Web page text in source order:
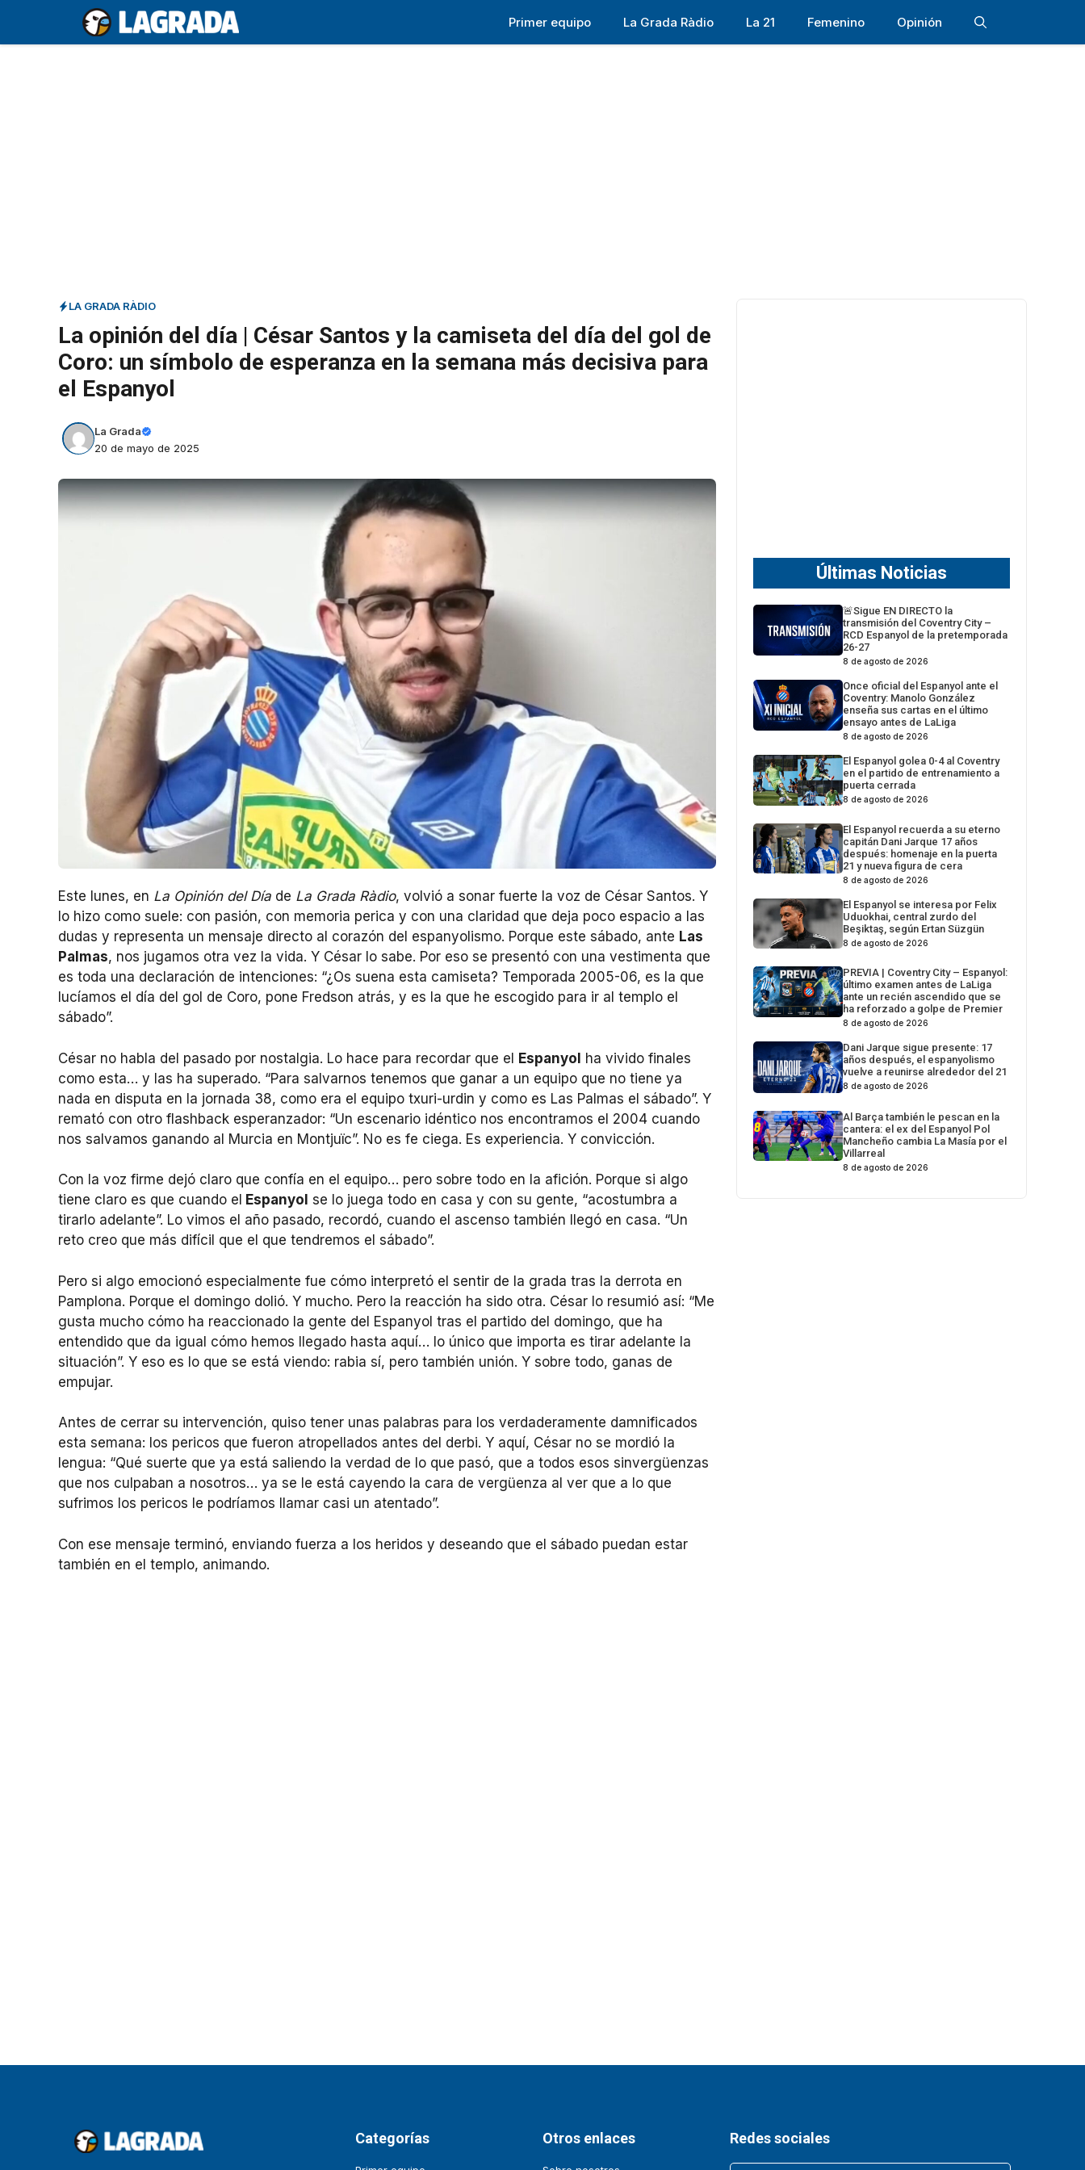
contenido
Primer equipo La Grada Ràdio La 21 Femenino Opinión
LA GRADA RÀDIO
La opinión del día | César Santos y la camiseta del día del gol de
Coro: un símbolo de esperanza en la semana más decisiva para
el Espanyol
La Grada
20 de mayo de 2025
Este lunes, en La Opinión del Día de La Grada Ràdio, volvió a sonar fuerte la voz de César Santos. Y
lo hizo como suele: con pasión, con memoria perica y con una claridad que deja poco espacio a las
dudas y representa un mensaje directo al corazón del espanyolismo. Porque este sábado, ante Las
Palmas, nos jugamos otra vez la vida. Y César lo sabe. Por eso se presentó con una vestimenta que
es toda una declaración de intenciones: “¿Os suena esta camiseta? Temporada 2005-06, es la que
lucíamos el día del gol de Coro, pone Fredson atrás, y es la que he escogido para ir al templo el
sábado”.
César no habla del pasado por nostalgia. Lo hace para recordar que el Espanyol ha vivido finales
como esta… y las ha superado. “Para salvarnos tenemos que ganar a un equipo que no tiene ya
nada en disputa en la jornada 38, como era el equipo txuri-urdin y como es Las Palmas el sábado”. Y
remató con otro flashback esperanzador: “Un escenario idéntico nos encontramos el 2004 cuando
nos salvamos ganando al Murcia en Montjuïc”. No es fe ciega. Es experiencia. Y convicción.
Con la voz firme dejó claro que confía en el equipo… pero sobre todo en la afición. Porque si algo
tiene claro es que cuando el Espanyol se lo juega todo en casa y con su gente, “acostumbra a
tirarlo adelante”. Lo vimos el año pasado, recordó, cuando el ascenso también llegó en casa. “Un
reto creo que más difícil que el que tendremos el sábado”.
Pero si algo emocionó especialmente fue cómo interpretó el sentir de la grada tras la derrota en
Pamplona. Porque el domingo dolió. Y mucho. Pero la reacción ha sido otra. César lo resumió así: “Me
gusta mucho cómo ha reaccionado la gente del Espanyol tras el partido del domingo, que ha
entendido que da igual cómo hemos llegado hasta aquí… lo único que importa es tirar adelante la
situación”. Y eso es lo que se está viendo: rabia sí, pero también unión. Y sobre todo, ganas de
empujar.
Antes de cerrar su intervención, quiso tener unas palabras para los verdaderamente damnificados
esta semana: los pericos que fueron atropellados antes del derbi. Y aquí, César no se mordió la
lengua: “Qué suerte que ya está saliendo la verdad de lo que pasó, que a todos esos sinvergüenzas
que nos culpaban a nosotros… ya se le está cayendo la cara de vergüenza al ver que a lo que
sufrimos los pericos le podríamos llamar casi un atentado”.
Con ese mensaje terminó, enviando fuerza a los heridos y deseando que el sábado puedan estar
también en el templo, animando.
Últimas Noticias
🚨Sigue EN DIRECTO la
transmisión del Coventry City –
RCD Espanyol de la pretemporada
26-27
8 de agosto de 2026
Once oficial del Espanyol ante el
Coventry: Manolo González
enseña sus cartas en el último
ensayo antes de LaLiga
8 de agosto de 2026
El Espanyol golea 0-4 al Coventry
en el partido de entrenamiento a
puerta cerrada
8 de agosto de 2026
El Espanyol recuerda a su eterno
capitán Dani Jarque 17 años
después: homenaje en la puerta
21 y nueva figura de cera
8 de agosto de 2026
El Espanyol se interesa por Felix
Uduokhai, central zurdo del
Beşiktaş, según Ertan Süzgün
8 de agosto de 2026
PREVIA | Coventry City – Espanyol:
último examen antes de LaLiga
ante un recién ascendido que se
ha reforzado a golpe de Premier
8 de agosto de 2026
Dani Jarque sigue presente: 17
años después, el espanyolismo
vuelve a reunirse alrededor del 21
8 de agosto de 2026
Al Barça también le pescan en la
cantera: el ex del Espanyol Pol
Mancheño cambia La Masía por el
Villarreal
8 de agosto de 2026
Categorías Otros enlaces Redes sociales